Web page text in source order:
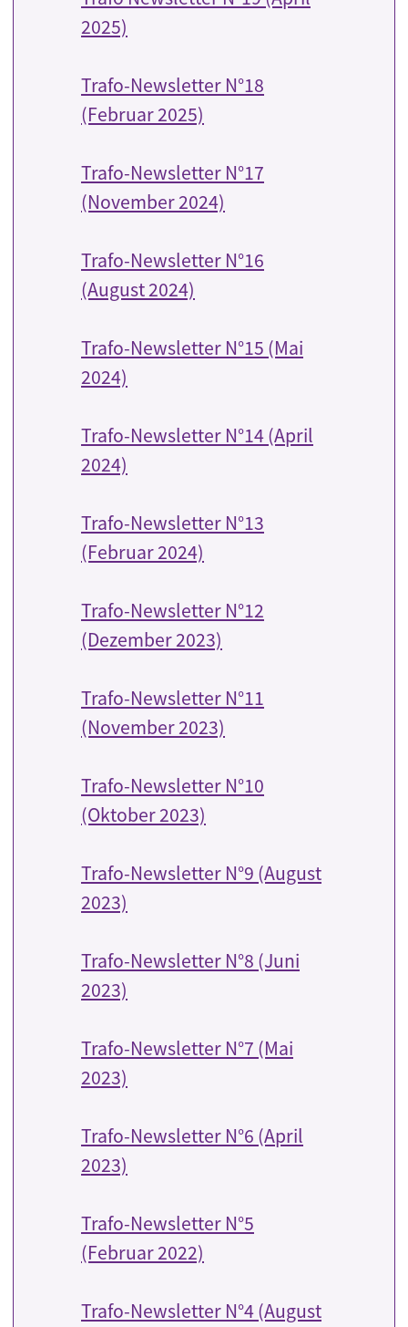
2025)
Trafo-Newsletter N°18
(Februar 2025)
Trafo-Newsletter N°17
(November 2024)
Trafo-Newsletter N°16
(August 2024)
Trafo-Newsletter N°15 (Mai
2024)
Trafo-Newsletter N°14 (April
2024)
Trafo-Newsletter N°13
(Februar 2024)
Trafo-Newsletter N°12
(Dezember 2023)
Trafo-Newsletter N°11
(November 2023)
Trafo-Newsletter N°10
(Oktober 2023)
Trafo-Newsletter N°9 (August
2023)
Trafo-Newsletter N°8 (Juni
2023)
Trafo-Newsletter N°7 (Mai
2023)
Trafo-Newsletter N°6 (April
2023)
Trafo-Newsletter N°5
(Februar 2022)
Trafo-Newsletter N°4 (August